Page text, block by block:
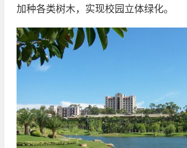
加种各类树木，实现校园立体绿化。